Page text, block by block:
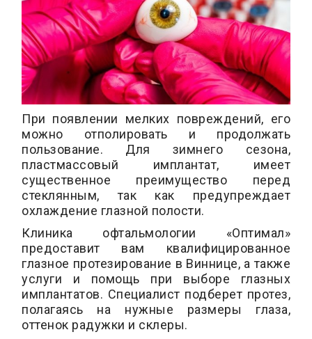
При появлении мелких повреждений, его
можно отполировать и продолжать
пользование. Для зимнего сезона,
пластмассовый имплантат, имеет
существенное преимущество перед
стеклянным, так как предупреждает
охлаждение глазной полости.
Клиника офтальмологии «Oптимал»
предоставит вам квалифицированное
глазное протезирование в Виннице, а также
услуги и помощь при выборе глазных
имплантатов. Специалист подберет протез,
полагаясь на нужные размеры глаза,
оттенок радужки и склеры.